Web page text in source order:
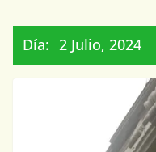
Día: 2 Julio, 2024